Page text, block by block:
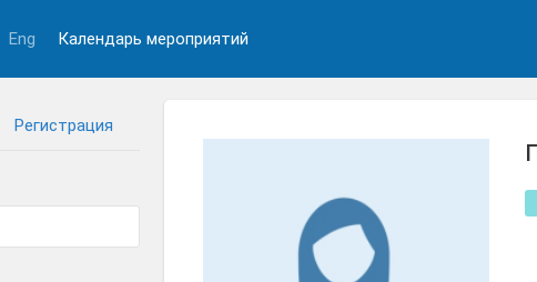
Eng Календарь мероприятий
Регистрация